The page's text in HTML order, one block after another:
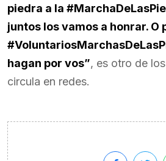
piedra a la
juntos los vamos a honrar. O
hagan por vos”, es otro de
circula en redes.